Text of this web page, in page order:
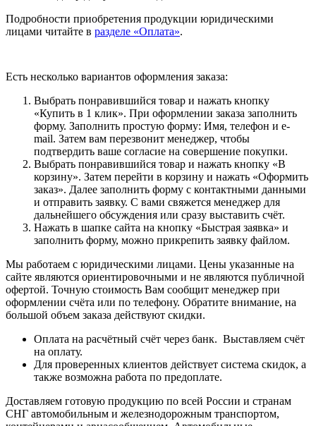
Подробности приобретения продукции юридическими
лицами читайте в разделе «Оплата».
Есть несколько вариантов оформления заказа:
Выбрать понравившийся товар и нажать кнопку
«Купить в 1 клик». При оформлении заказа заполнить
форму. Заполнить простую форму: Имя, телефон и e-
mail. Затем вам перезвонит менеджер, чтобы
подтвердить ваше согласие на совершение покупки.
Выбрать понравившийся товар и нажать кнопку «В
корзину». Затем перейти в корзину и нажать «Оформить
заказ». Далее заполнить форму с контактными данными
и отправить заявку. С вами свяжется менеджер для
дальнейшего обсуждения или сразу выставить счёт.
Нажать в шапке сайта на кнопку «Быстрая заявка» и
заполнить форму, можно прикрепить заявку файлом.
Мы работаем с юридическими лицами. Цены указанные на
сайте являются ориентировочными и не являются публичной
офертой. Точную стоимость Вам сообщит менеджер при
оформлении счёта или по телефону. Обратите внимание, на
большой объем заказа действуют скидки.
Оплата на расчётный счёт через банк. Выставляем счёт
на оплату.
Для проверенных клиентов действует система скидок, а
также возможна работа по предоплате.
Доставляем готовую продукцию по всей России и странам
СНГ автомобильным и железнодорожным транспортом,